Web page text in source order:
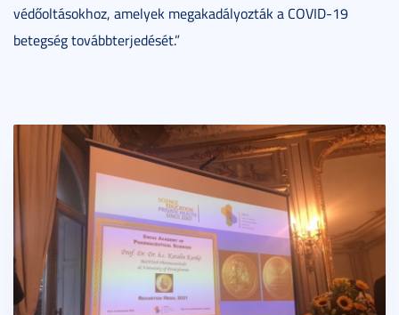
védőoltásokhoz, amelyek megakadályozták a COVID-19
betegség továbbterjedését.”